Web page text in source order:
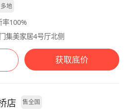
坐起来也很舒服，好像是真
也合理，按键都很方便，配
像倒车影像，定速巡航，自
都有，日常使用足够了。而
起来更放心。
的CRV还只是7英寸。
灵敏，分辨度高。储物空间
多东西。豪华版没什么装饰
太够。 性价比：16
老牌合资7座SUV，还要
的配置基本上都很全了，都
是这个配置。 配置：
地
率100%
集美家居4号厅北侧
获取底价
店 售全国